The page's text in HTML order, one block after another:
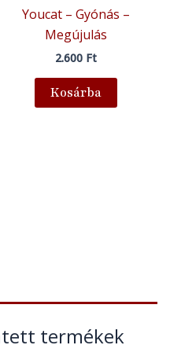
termékek
Youcat – Gyónás –
Megújulás
2.600 Ft
Kosárba